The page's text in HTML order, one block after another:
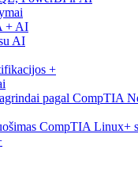
+ AI
AI
+
pagal CompTIA
CompTIA Linux+